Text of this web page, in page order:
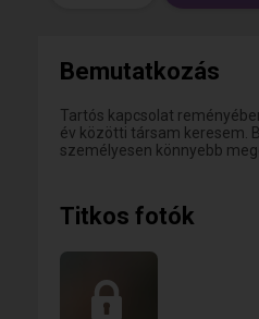
Bemutatkozás
Tartós kapcsolat
év közötti társam keresem.
személyesen könnyebb
Titkos fotók